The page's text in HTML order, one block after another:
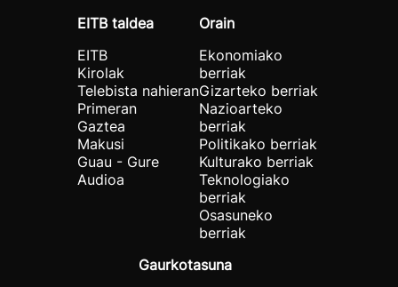
EITB taldea
EITB
Kirolak
Telebista nahieran
Primeran
Gaztea
Makusi
Guau - Gure
Audioa
Orain
Ekonomiako
berriak
Gizarteko berriak
Nazioarteko
berriak
Politikako berriak
Kulturako berriak
Teknologiako
berriak
Osasuneko
berriak
Gaurkotasuna